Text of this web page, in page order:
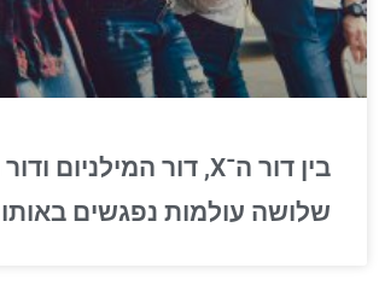
שלושה עולמות נפגשים